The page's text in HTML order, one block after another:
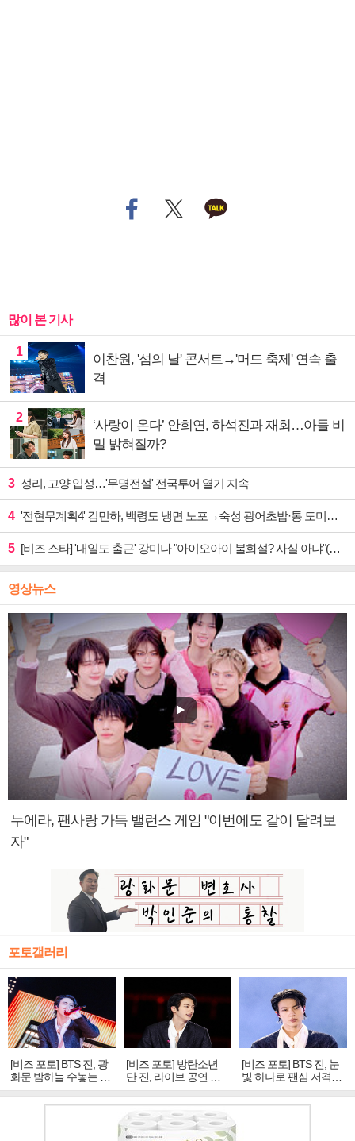
많이 본 기사
1
이찬원, '섬의 날' 콘서트→'머드 축제' 연속 출
격
2
‘사랑이 온다’ 안희연, 하석진과 재회…아들 비
밀 밝혀질까?
3 성리, 고양 입성…'무명전설' 전국투어 열기 지속
4 '전현무계획4' 김민하, 백령도 냉면 노포→숙성 광어초밥·통 도미찜 맛집 탐방
5 [비즈 스타] '내일도 출근' 강미나 "아이오아이 불화설? 사실 아냐"(인터뷰)
영상뉴스
누에라, 팬사랑 가득 밸런스 게임 "이번에도 같이 달려보
자"
포토갤러리
[비즈 포토] BTS 진, 광
화문 밤하늘 수놓는 '비
주얼 킹'의 열창
[비즈 포토] 방탄소년
단 진, 라이브 공연 중
빛나는 독보적 아우라
[비즈 포토] BTS 진, 눈
빛 하나로 팬심 저격…
독보적 카리스마